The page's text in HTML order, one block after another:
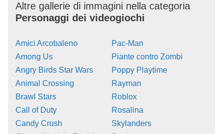
Altre gallerie di immagini nella categoria
Personaggi dei videogiochi
Amici Arcobaleno
Among Us
Angry Birds Star Wars
Animal Crossing
Brawl Stars
Call of Duty
Candy Crush
Pac-Man
Piante contro Zombi
Poppy Playtime
Rayman
Roblox
Rosalina
Skylanders